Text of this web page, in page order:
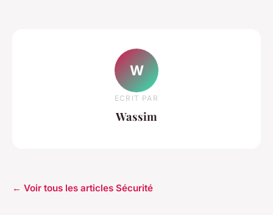
W
ECRIT PAR
Wassim
← Voir tous les articles Sécurité